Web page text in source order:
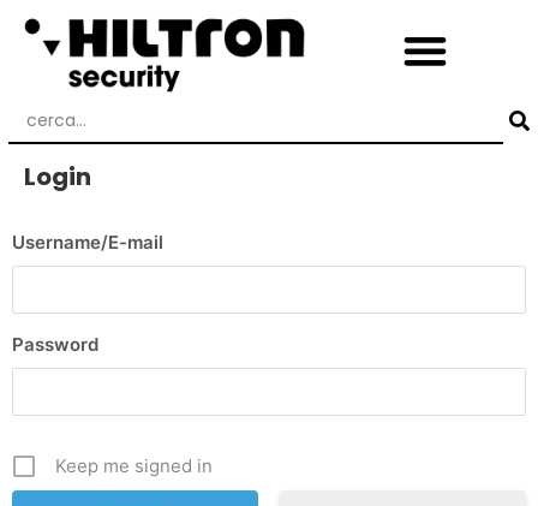
Login
Username/E-mail
Password
Keep me signed in